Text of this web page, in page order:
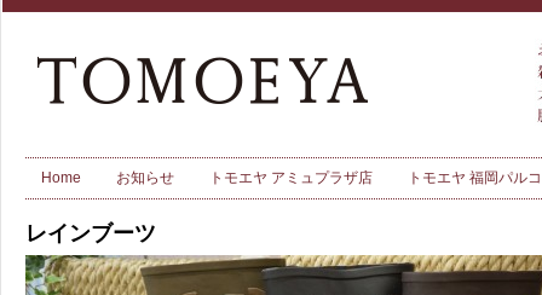
Home お知らせ トモエヤ アミュプラザ店 トモエヤ 福岡パル
レインブーツ